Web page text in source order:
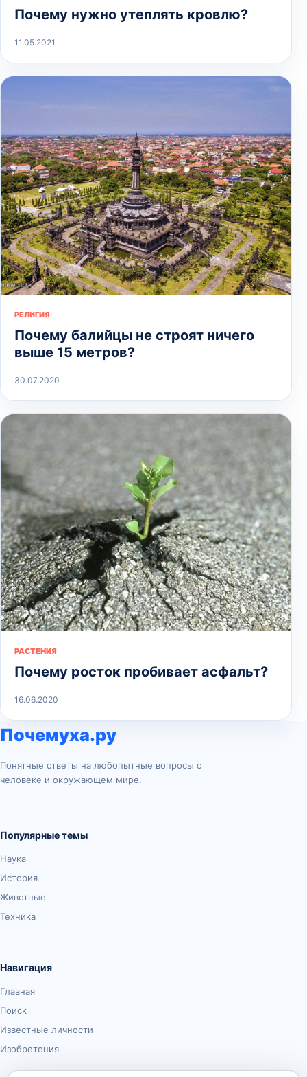
Почему нужно утеплять кровлю?
11.05.2021
РЕЛИГИЯ
Почему балийцы не строят ничего
выше 15 метров?
30.07.2020
РАСТЕНИЯ
Почему росток пробивает асфальт?
16.06.2020
Почемуха.ру
Понятные ответы на любопытные вопросы о
человеке и окружающем мире.
Популярные темы
Наука
История
Животные
Техника
Навигация
Главная
Поиск
Известные личности
Изобретения